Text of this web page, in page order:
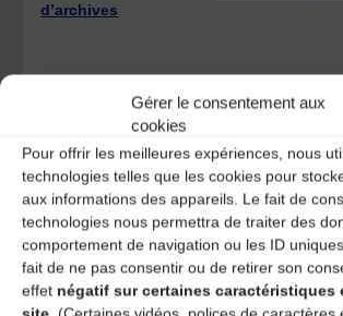
Gérer le consentement aux
cookies
Pour offrir les meilleures expériences, nous
technologies telles que les cookies pour
aux informations des appareils. Le fait de
technologies nous permettra de traiter des
comportement de navigation ou les ID
fait de ne pas consentir ou de retirer son
effet négatif sur certaines caractéristiques
d’archives
des Boiteux
Mickaël Vidal –
Laisser un
commentaire